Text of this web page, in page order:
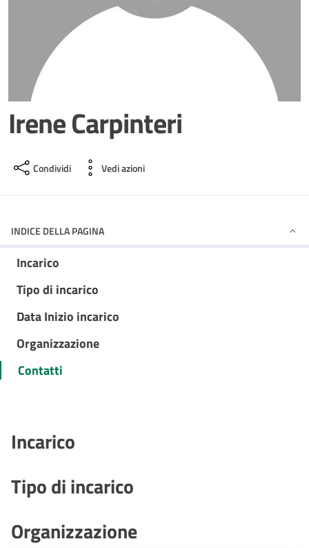
Irene Carpinteri
Condividi Vedi azioni
INDICE DELLA PAGINA
Incarico
Tipo di incarico
Data Inizio incarico
Organizzazione
Contatti
Incarico
Tipo di incarico
Organizzazione